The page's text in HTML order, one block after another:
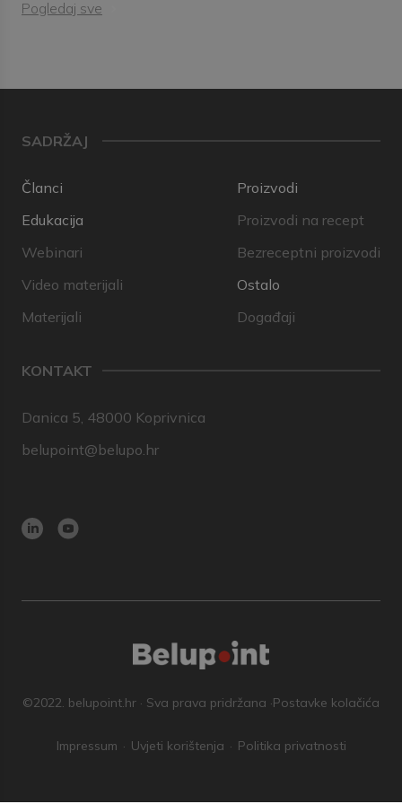
Pogledaj sve
SADRŽAJ
Članci
Edukacija
Webinari
Video materijali
Materijali
Proizvodi
Proizvodi na recept
Bezreceptni proizvodi
Ostalo
Događaji
KONTAKT
Danica 5, 48000 Koprivnica
belupoint@belupo.hr
©2022. belupoint.hr · Sva prava pridržana ·Postavke kolačića
Impressum Uvjeti korištenja Politika privatnosti